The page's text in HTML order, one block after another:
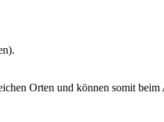
Orten und können somit